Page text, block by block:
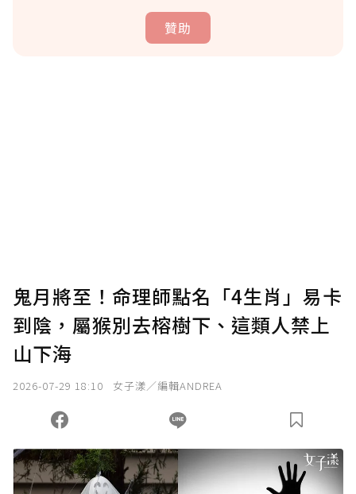
贊助
確認送出
您當前剩餘 U 利點數：0點；前往 購買點數
鬼月將至！命理師點名「4生肖」易卡
到陰，屬猴別去榕樹下、這類人禁上
山下海
2026-07-29 18:10 女子漾／編輯ANDREA